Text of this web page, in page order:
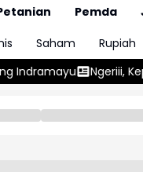
Pemda
Saham
Rupiah
BGN Sudaryono